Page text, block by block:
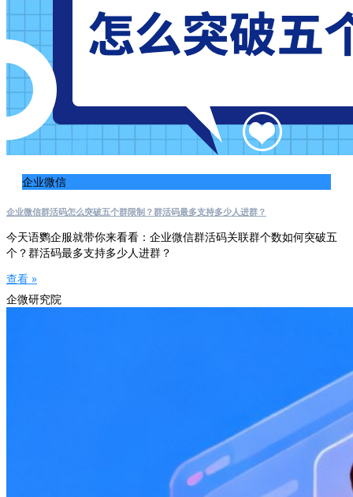
企业微信
企业微信群活码怎么突破五个群限制？群活码最多支持多少人进群？
今天语鹦企服就带你来看看：企业微信群活码关联群个数如何突破五
个？群活码最多支持多少人进群？
查看 »
企微研究院